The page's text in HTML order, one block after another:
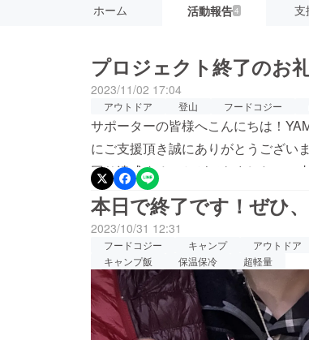
ホーム 活動報告4 支
プロジェクト終了のお
2023/11/02 17:04
アウトドア 登山 フードコジー
サポーターの皆様へこんにちは！
にご支援頂き誠にありがとうござい
回り達成することができました。ご
ドで、YAMATOMO.FUNならではの
後のリターンのお届けまでのスケジ
2023年11月【U.L. FUN Spoon】製
月 リターンの検品・発送予定もし
ジの「メッセージを送る」から11月
は、最新情報やお得情報をニュース
ひこの機会にご登録頂けますと幸い
本日で終了です！ぜひ
2023/10/31 12:31
フードコジー キャンプ アウトドア
キャンプ飯
保温保冷 超軽量